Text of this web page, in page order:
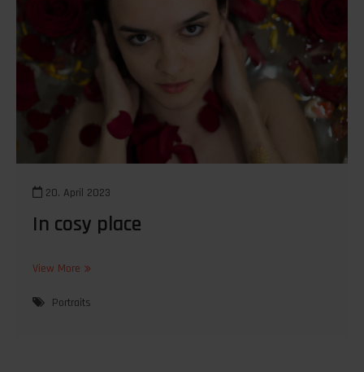
20. April 2023
In cosy place
View More In
place
Portraits